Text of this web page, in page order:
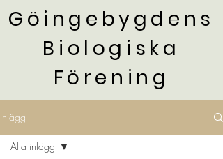
Göingebygdens
Biologiska
Förening
Inlägg
Alla inlägg